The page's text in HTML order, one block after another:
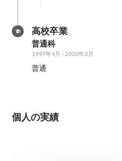
高校卒業
普通科
1997年4月 -2000年3月
普通
個人の実績